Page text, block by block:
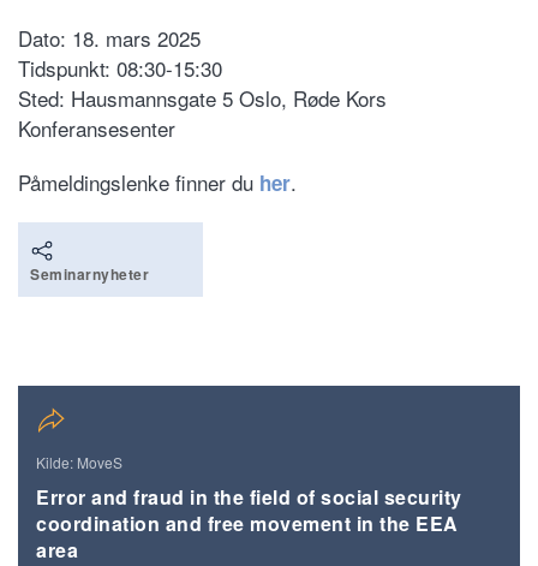
Dato: 18. mars 2025
Tidspunkt: 08:30-15:30
Sted: Hausmannsgate 5 Oslo, Røde Kors
Konferansesenter
Påmeldingslenke finner du her.
Seminarnyheter
Kilde: MoveS
Error and fraud in the field of social security
coordination and free movement in the EEA
area